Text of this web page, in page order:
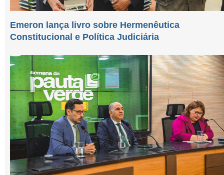
Emeron lança livro sobre Hermenêutica
Constitucional e Política Judiciária